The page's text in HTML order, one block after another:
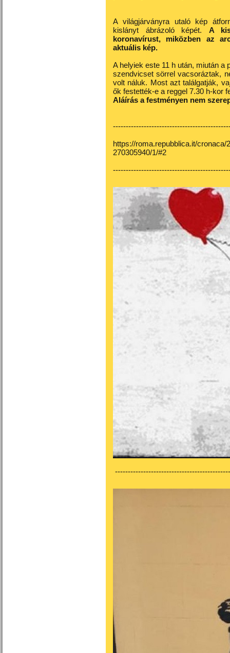
A világjárványra utaló kép
kislányt ábrázoló képét. A
koronavírust, miközben az
aktuális kép.
A helyiek este 11 h után, miután a
szendvicset sörrel vacsoráztak,
volt náluk. Most azt találgatják,
ők festették-e a reggel 7.30 h-kor
Aláírás a festményen nem
https://roma.repubblica.it/
270305940/1/#2